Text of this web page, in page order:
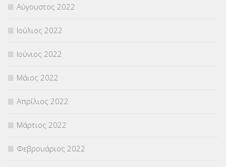
Αύγουστος 2022
Ιούλιος 2022
Ιούνιος 2022
Μάιος 2022
Απρίλιος 2022
Μάρτιος 2022
Φεβρουάριος 2022